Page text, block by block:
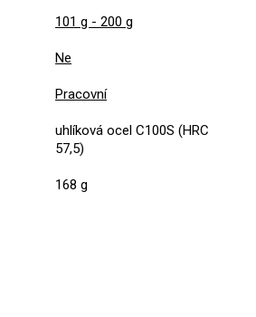
101 g - 200 g
Ne
Pracovní
uhlíková ocel C100S (HRC
57,5)
168 g